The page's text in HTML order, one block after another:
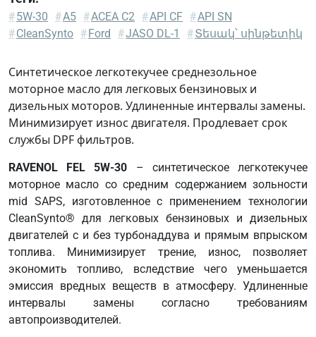
Fiat
9.55535-
IVECO
18-
1811
CLASS
SC1
B71
2290
#5W-30 #A5 #ACEA C2 #API CF #API SN
#CleanSynto #Ford #JASO DL-1 #Տեսակ՝ սինթետիկ
Синтетическое легкотекучее среднезольное
моторное масло для легковых бензиновых и
дизельных моторов. Удлиненные интервалы замены.
Минимизирует износ двигателя. Продлевает срок
службы DPF фильтров.
RAVENOL FEL 5W-30 – синтетическое легкотекучее
моторное масло со средним содержанием зольности
mid SAPS, изготовленное с применением технологии
CleanSynto® для легковых бензиновых и дизельных
двигателей с и без турбонаддува и прямым впрыском
топлива. Минимизирует трение, износ, позволяет
экономить топливо, вследствие чего уменьшается
эмиссия вредных веществ в атмосферу. Удлиненные
интервалы замены согласно требованиям
автопроизводителей.